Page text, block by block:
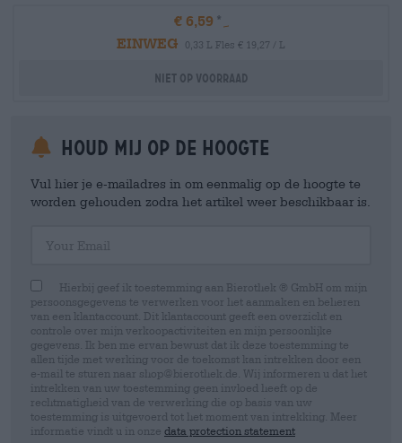
€ 6,59
EINWEG
0,33 L Fles € 19,27 / L
Niet op voorraad
Houd mij op de hoogte
Vul hier je e-mailadres in om eenmalig op de hoogte te
worden gehouden zodra het artikel weer beschikbaar is.
Hierbij geef ik toestemming aan Bierothek ® GmbH om mijn
persoonsgegevens te verwerken voor het aanmaken en beheren
van een klantaccount. Dit klantaccount geeft een overzicht en
controle over mijn verkoopactiviteiten en mijn persoonlijke
gegevens. Ik ben me ervan bewust dat ik deze toestemming te
allen tijde met werking voor de toekomst kan intrekken door een
e-mail te sturen naar shop@bierothek.de. Wij informeren u dat het
intrekken van uw toestemming geen invloed heeft op de
rechtmatigheid van de verwerking die op basis van uw
toestemming is uitgevoerd tot het moment van intrekking. Meer
informatie vindt u in onze data protection statement